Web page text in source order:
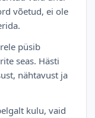
võetud, ei ole
püsib
seas. Hästi
nähtavust ja
kulu, vaid